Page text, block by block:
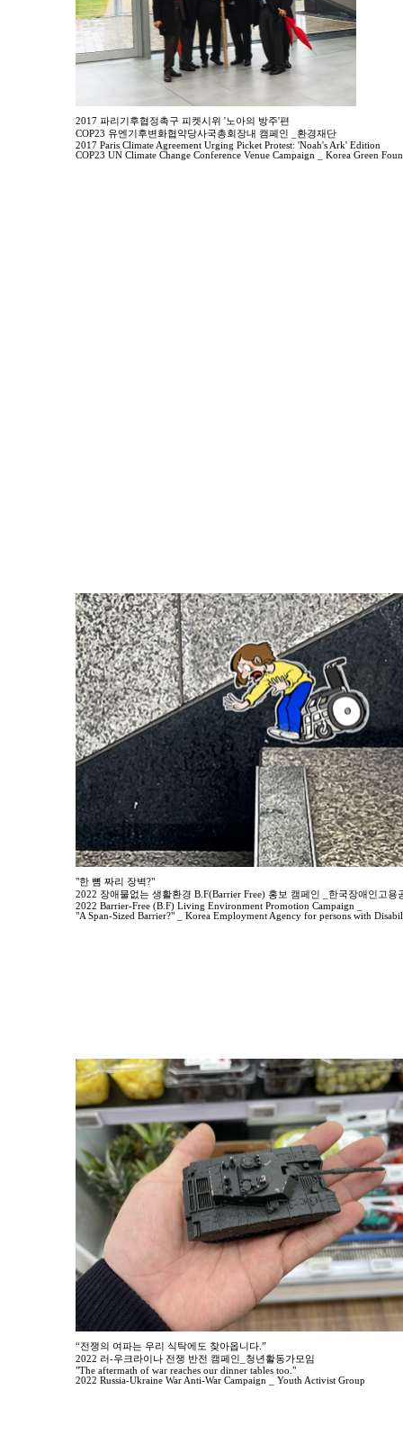
2017 파리기후협정촉구 피켓시위 '노아의 방주'편
COP23 유엔기후변화협약당사국총회장내 캠페인 _환경재단
2017 Paris Climate Agreement Urging Picket Protest: 'Noah's Ark' Edition
COP23 UN Climate Change Conference Venue Campaign _ Korea Green
"한 뼘 짜리 장벽?"
2022 장애물없는 생활환경 B.F(Barrier Free) 홍보 캠페인 _한국장애인고용
2022 Barrier-Free (B.F) Living Environment Promotion Campaign _
"A Span-Sized Barrier?" _ Korea Employment Agency for persons with
“전쟁의 여파는 우리 식탁에도 찾아옵니다.”
2022 러-우크라이나 전쟁 반전 캠페인_청년활동가모임
"The aftermath of war reaches our dinner tables too."
2022 Russia-Ukraine War Anti-War Campaign _ Youth Activist Group